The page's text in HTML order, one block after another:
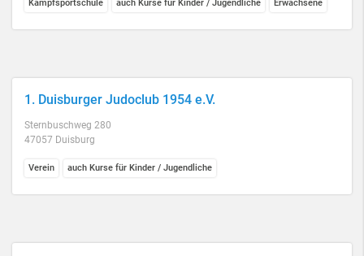
Kampfsportschule auch Kurse für Kinder / Jugendliche Erwachsene
1. Duisburger Judoclub 1954 e.V.
Sternbuschweg 280
47057 Duisburg
Verein auch Kurse für Kinder / Jugendliche